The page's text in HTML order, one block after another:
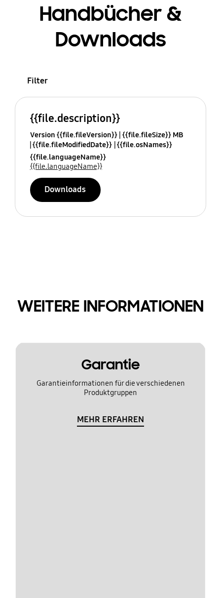
Handbücher &
Downloads
Filter
{{file.description}}
Version {{file.fileVersion}} {{file.fileSize}} MB
{{file.fileModifiedDate}} {{file.osNames}}
{{file.languageName}}
{{file.languageName}}
Downloads
WEITERE INFORMATIONEN
Garantie
Garantieinformationen für die verschiedenen
Produktgruppen
MEHR ERFAHREN